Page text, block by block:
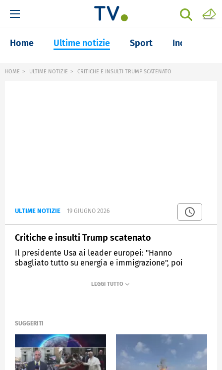
Home Ultime notizie Sport Inchieste
HOME ULTIME NOTIZIE CRITICHE E INSULTI TRUMP SCATENATO
ULTIME NOTIZIE 19 GIUGNO 2026
Critiche e insulti Trump scatenato
Il presidente Usa ai leader europei: "Hanno
sbagliato tutto su energia e immigrazione", poi
SUGGERITI